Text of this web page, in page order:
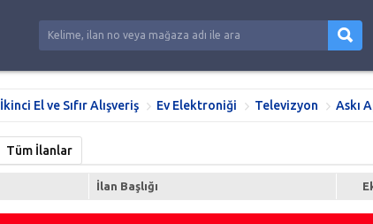
İkinci El ve Sıfır Alışveriş Ev Elektroniği Televizyon Askı
Tüm İlanlar
İlan Başlığı